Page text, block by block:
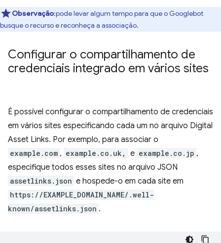
Observação:pode levar algum tempo para que o Googlebot
busque o recurso e reconheça a associação.
Configurar o compartilhamento de
credenciais integrado em vários sites
É possível configurar o compartilhamento de credenciais
em vários sites especificando cada um no arquivo Digital
Asset Links. Por exemplo, para associar o
example.com , example.co.uk, e example.co.jp ,
especifique todos esses sites no arquivo JSON
assetlinks.json e hospede-o em cada site em
https://EXAMPLE_DOMAIN_NAME/.well-
known/assetlinks.json .